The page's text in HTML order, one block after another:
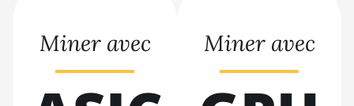
S11
S15
Miner avec Miner avec